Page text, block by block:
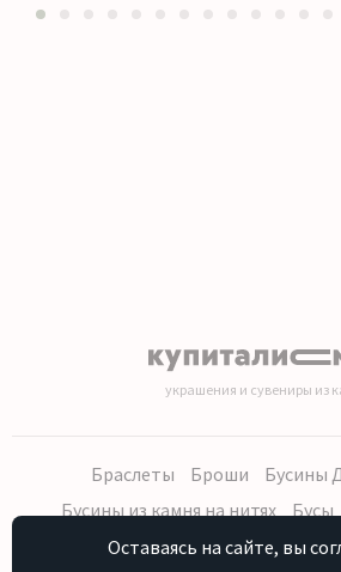
украшения и сувениры из
Браслеты Броши
Бусины
Бусины из камня на нитях
Бусы
Кольца, серьги
Кулоны
Наборы
Оставаясь на сайте, вы